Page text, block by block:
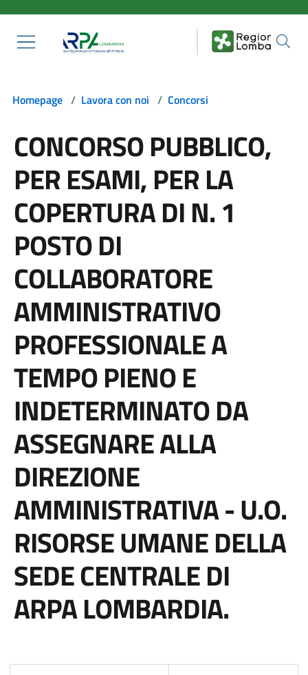
Homepage / Lavora con noi / Concorsi
CONCORSO PUBBLICO,
PER ESAMI, PER LA
COPERTURA DI N. 1
POSTO DI
COLLABORATORE
AMMINISTRATIVO
PROFESSIONALE A
TEMPO PIENO E
INDETERMINATO DA
ASSEGNARE ALLA
DIREZIONE
AMMINISTRATIVA - U.O.
RISORSE UMANE DELLA
SEDE CENTRALE DI
ARPA LOMBARDIA.